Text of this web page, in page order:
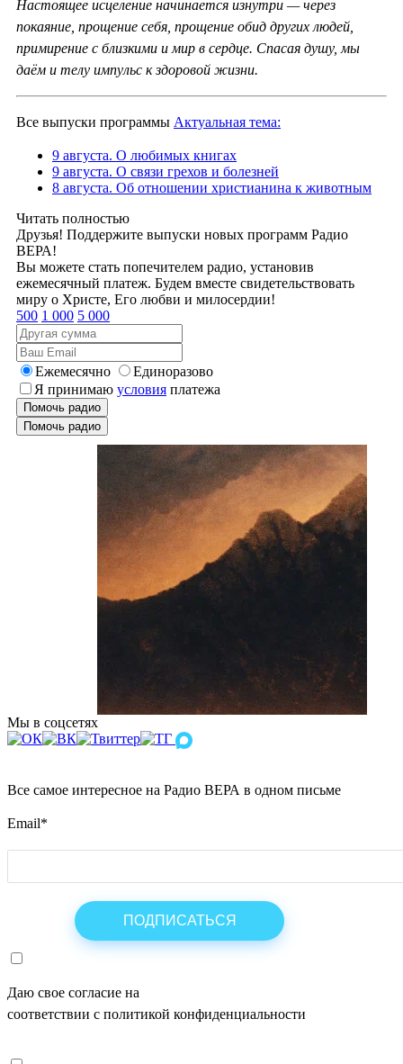
Настоящее исцеление начинается изнутри — через
покаяние, прощение себя, прощение обид других людей,
примирение с близкими и мир в сердце. Спасая душу, мы
даём и телу импульс к здоровой жизни.
Все выпуски программы Актуальная тема:
9 августа. О любимых книгах
9 августа. О связи грехов и болезней
8 августа. Об отношении христианина к животным
Читать полностью
Друзья! Поддержите выпуски новых программ Радио
ВЕРА!
Вы можете стать попечителем радио, установив
ежемесячный платеж. Будем вместе свидетельствовать
миру о Христе, Его любви и милосердии!
500 1 000 5 000
Ежемесячно
Единоразово
Я принимаю условия платежа
Помочь радио
Помочь радио
Мы в соцсетях
Все самое интересное на Радио ВЕРА в одном письме
Email*
Даю свое согласие на
соответствии с политикой конфиденциальности